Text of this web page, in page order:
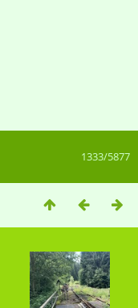
1333/5877